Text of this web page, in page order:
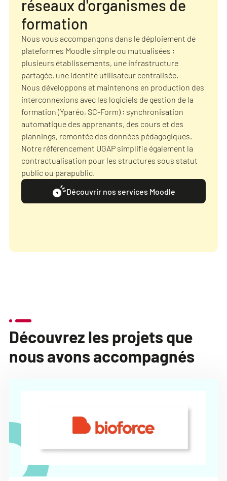
réseaux d'organismes de
formation
Nous vous accompangons dans le déploiement de
plateformes Moodle simple ou mutualisées :
plusieurs établissements, une infrastructure
partagée, une identité utilisateur centralisée.
Nous développons et maintenons en production des
interconnexions avec les logiciels de gestion de la
formation (Yparéo, SC-Form) : synchronisation
automatique des apprenants, des cours et des
plannings, remontée des données pédagogiques.
Notre référencement UGAP simplifie également la
contractualisation pour les structures sous statut
public ou parapublic.
Découvrir nos services Moodle
Découvrez les projets que
nous avons accompagnés